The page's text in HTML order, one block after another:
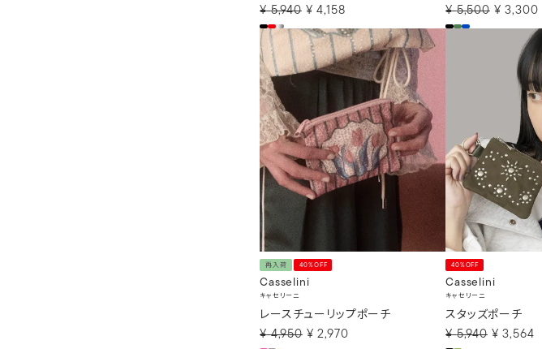
¥ 5,940 ¥ 4,158 ¥ 5,500 ¥ 3,300
再入荷 40%OFF
Casselini
キャセリーニ
レースチューリップポーチ
¥ 4,950 ¥ 2,970
40%OFF
Casselini
キャセリーニ
スタッズポーチ
¥ 5,940 ¥ 3,564